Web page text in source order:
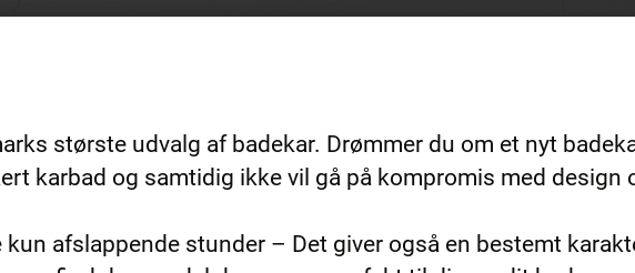
største udvalg af badekar. Drømmer du om et nyt
karbad og samtidig ikke vil gå på kompromis med design
kun afslappende stunder – Det giver også en bestemt